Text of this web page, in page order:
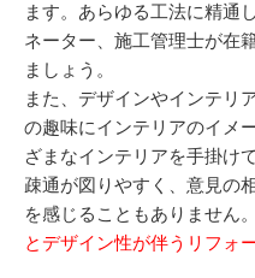
ます。あらゆる工法に精通
ネーター、施工管理士が在
ましょう。
また、デザインやインテリ
の趣味にインテリアのイメ
ざまなインテリアを手掛け
疎通が図りやすく、意見の
を感じることもありません。
とデザイン性が伴うリフォ